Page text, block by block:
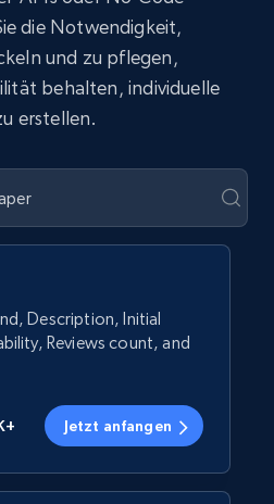
die Notwendigkeit,
und zu pflegen,
behalten, individuelle
erstellen.
Description, Initial
Reviews count, and
Jetzt anfangen